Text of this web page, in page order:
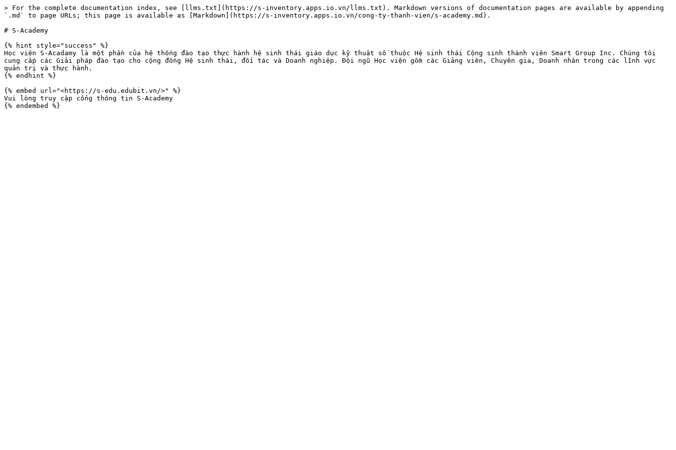
> For the complete documentation index, see [llms.txt](https://s-inventory.apps.io.vn/llms.txt). Markdown versions of documentation pages are available by appending
`.md` to page URLs; this page is available as [Markdown](https://s-inventory.apps.io.vn/cong-ty-thanh-vien/s-academy.md).
# S-Academy
{% hint style="success" %}
Học viện S-Acadamy là một phần của hệ thống đào tạo thực hành hệ sinh thái giáo dục kỹ thuật số thuộc Hệ sinh thái Cộng sinh thành viên Smart Group Inc. Chúng tôi
cung cấp các Giải pháp đào tạo cho cộng đồng Hệ sinh thái, đối tác và Doanh nghiệp. Đội ngũ Học viện gồm các Giảng viên, Chuyên gia, Doanh nhân trong các lĩnh vực
quản trị và thực hành.
{% endhint %}
{% embed url="<https://s-edu.edubit.vn/>" %}
Vui lòng truy cập cổng thông tin S-Academy